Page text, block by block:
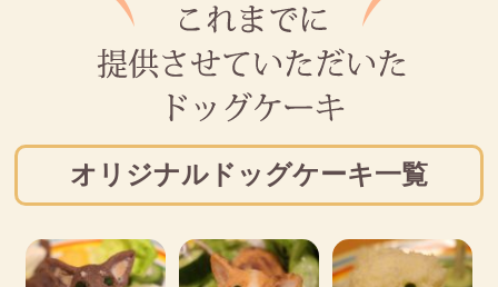
オリジナルドッグケーキ一覧